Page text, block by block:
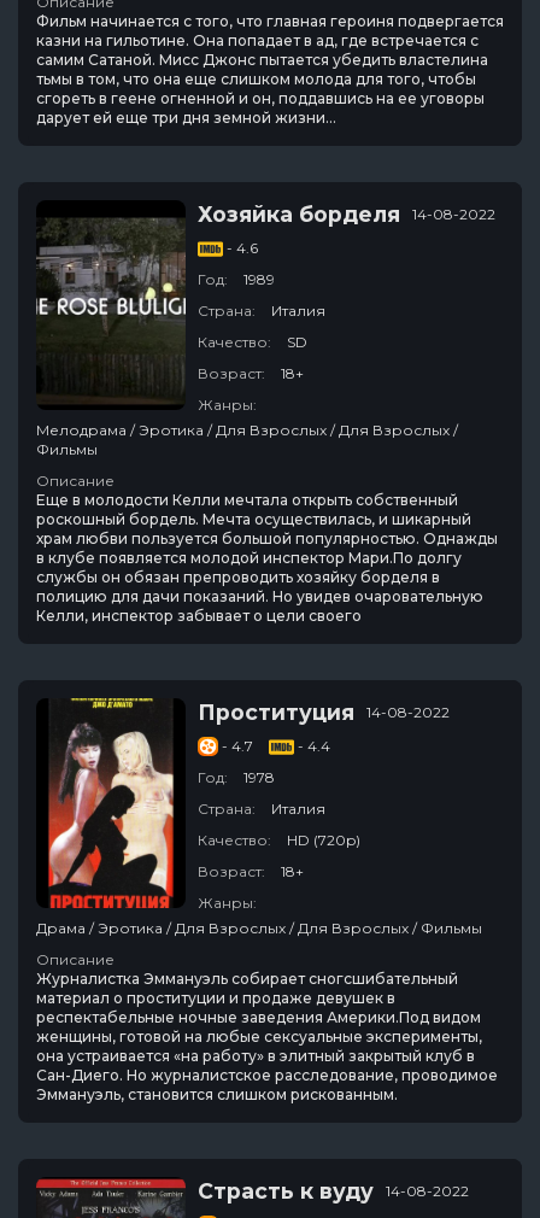
Фильм начинается с того, что главная героиня подвергается
казни на гильотине. Она попадает в ад, где встречается с
самим Сатаной. Мисс Джонс пытается убедить властелина
тьмы в том, что она еще слишком молода для того, чтобы
сгореть в геене огненной и он, поддавшись на ее уговоры
дарует ей еще три дня земной жизни...
Хозяйка борделя
14-08-2022
- 4.6
Год:
1989
Страна:
Италия
Качество:
SD
Возраст:
18+
Жанры:
Мелодрама / Эротика / Для Взрослых / Для Взрослых /
Фильмы
Описание
Еще в молодости Келли мечтала открыть собственный
роскошный бордель. Мечта осуществилась, и шикарный
храм любви пользуется большой популярностью. Однажды
в клубе появляется молодой инспектор Мари.По долгу
службы он обязан препроводить хозяйку борделя в
полицию для дачи показаний. Но увидев очаровательную
Келли, инспектор забывает о цели своего
Проституция
14-08-2022
- 4.7
- 4.4
Год:
1978
Страна:
Италия
Качество:
HD (720p)
Возраст:
18+
Жанры:
Драма / Эротика / Для Взрослых / Для Взрослых / Фильмы
Описание
Журналистка Эммануэль собирает сногсшибательный
материал о проституции и продаже девушек в
респектабельные ночные заведения Америки.Под видом
женщины, готовой на любые сексуальные эксперименты,
она устраивается «на работу» в элитный закрытый клуб в
Сан-Диего. Но журналистское расследование, проводимое
Эммануэль, становится слишком рискованным.
Страсть к вуду
14-08-2022